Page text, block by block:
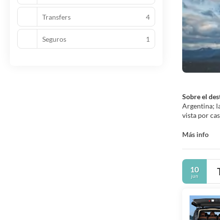
Sobre el
Argentina;
vista por
Ushuaia es
interesante
historia de
Ushuaia
Más info
10
jun
Transfers 4
Seguros 1